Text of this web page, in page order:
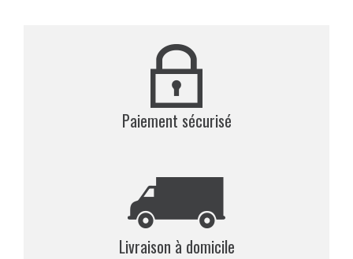
Paiement sécurisé
Livraison à domicile